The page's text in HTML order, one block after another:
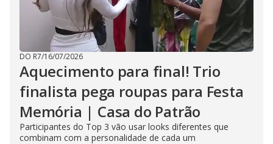
DO R7/16/07/2026
Aquecimento para final! Trio
finalista pega roupas para Festa
Memória | Casa do Patrão
Participantes do Top 3 vão usar looks diferentes que
combinam com a personalidade de cada um